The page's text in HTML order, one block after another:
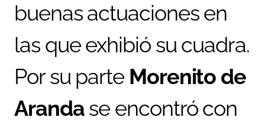
buenas actuaciones en
las que exhibió su cuadra.
Por su parte Morenito de
Arandase encontró con